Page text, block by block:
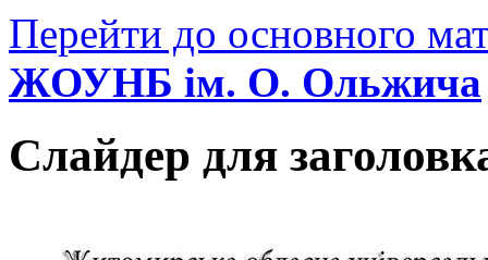
Перейти до основного
ЖОУНБ ім. О. Ольжича
Слайдер для